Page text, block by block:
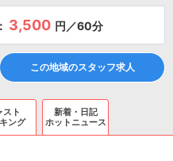
3,500 円／60分
この地域のスタッフ求人
スト
ング
新着・日記
ホットニュース